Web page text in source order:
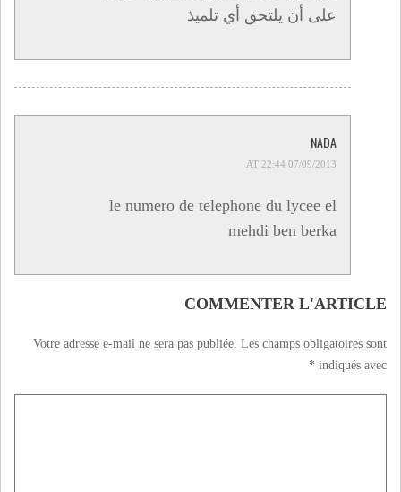
على أن يلتحق أي تلميذ
NADA
07/09/2013 AT 22:44
le numero de telephone du lycee el
mehdi ben berka
COMMENTER L'ARTICLE
Votre adresse e-mail ne sera pas publiée. Les champs obligatoires sont
indiqués avec
*